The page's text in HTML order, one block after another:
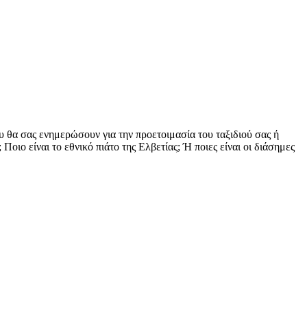
σας ενημερώσουν για την προετοιμασία του ταξιδιού σας ή
είναι το εθνικό πιάτο της Ελβετίας; Ή ποιες είναι οι διάσημες